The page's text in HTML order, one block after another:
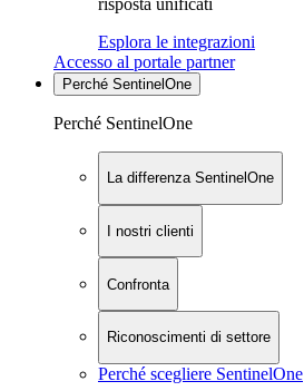
risposta unificati
Esplora le integrazioni
Accesso al portale partner
Perché SentinelOne
Perché SentinelOne
La differenza SentinelOne
I nostri clienti
Confronta
Riconoscimenti di settore
Perché scegliere SentinelOne